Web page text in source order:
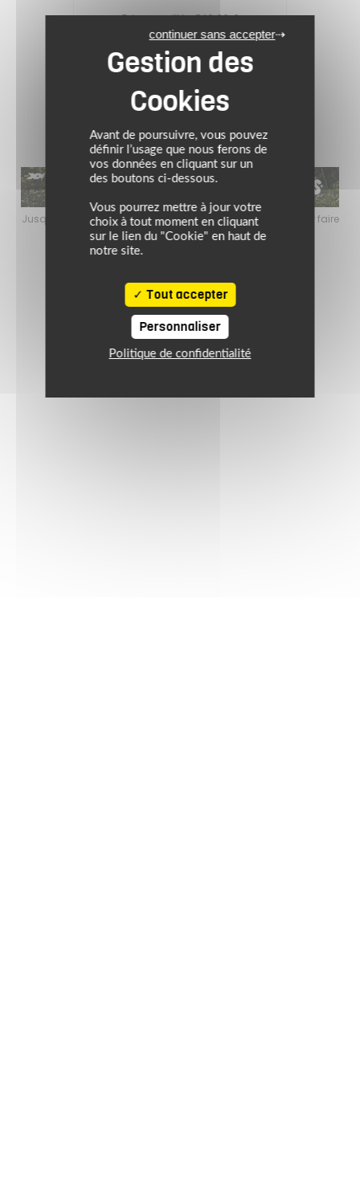
455.20 €
Grey
Jusqu’au 24 août 2026, profitez de l’ambiance estivale pour faire
le plein de bons plans sur l’équipement motard !
Avant de poursuivre, vous pouvez
définir l’usage que nous ferons de
vos données en cliquant sur un
des boutons ci-dessous.
Vous pourrez mettre à jour votre
choix à tout moment en cliquant
sur le lien du "Cookie" en haut de
notre site.
Tout accepter
continuer sans accepter
Personnaliser
Politique de confidentialité